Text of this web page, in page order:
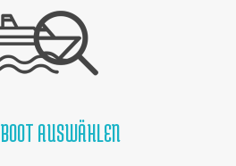
BOOT AUSWÄHLEN